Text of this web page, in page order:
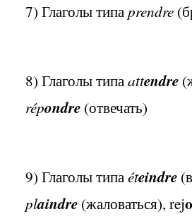
7) Глаголы типаprendre
8) Глаголы типаattendre
répondre (отвечать)
9) Глаголы типаéteindre
plaindre (жаловаться), rej